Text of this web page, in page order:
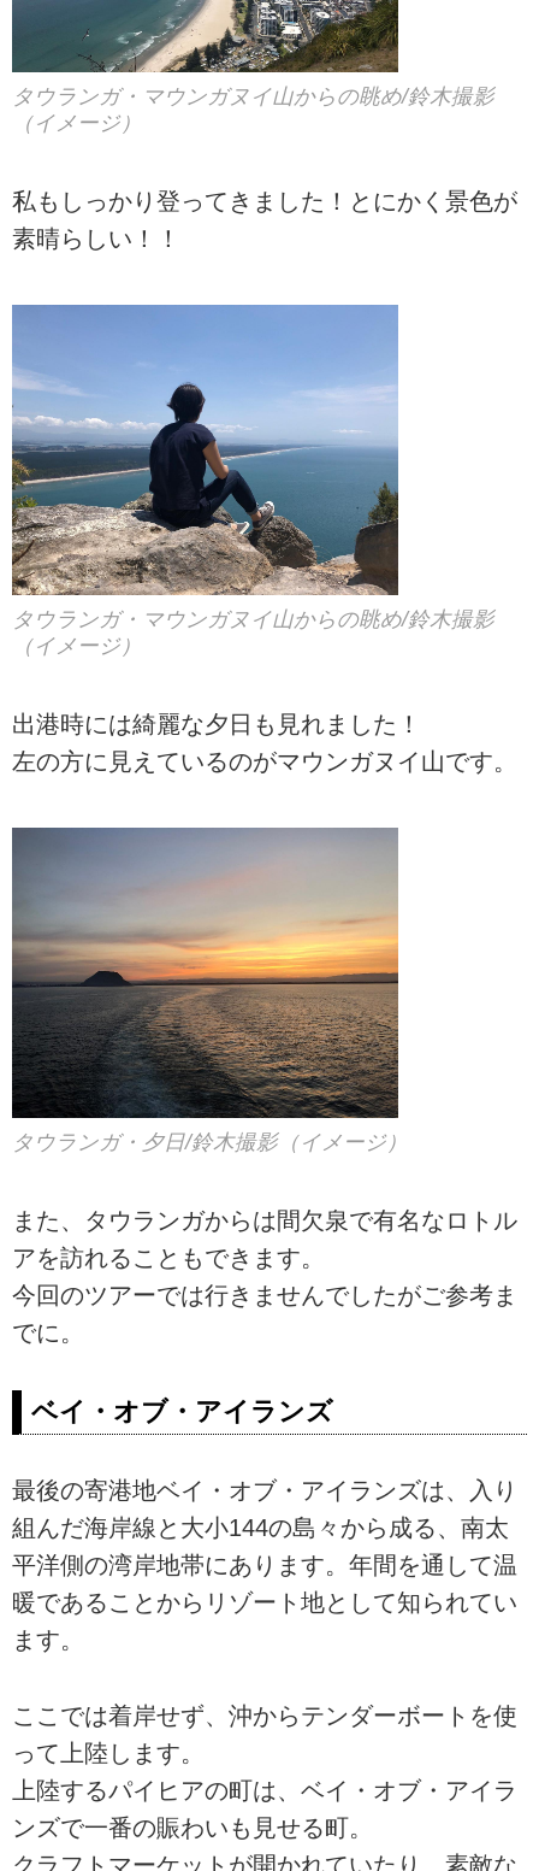
タウランガ・マウンガヌイ山からの眺め/鈴木撮影
（イメージ）
私もしっかり登ってきました！とにかく景色が
素晴らしい！！
タウランガ・マウンガヌイ山からの眺め/鈴木撮影
（イメージ）
出港時には綺麗な夕日も見れました！
左の方に見えているのがマウンガヌイ山です。
タウランガ・夕日/鈴木撮影（イメージ）
また、タウランガからは間欠泉で有名なロトル
アを訪れることもできます。
今回のツアーでは行きませんでしたがご参考ま
でに。
ベイ・オブ・アイランズ
最後の寄港地ベイ・オブ・アイランズは、入り
組んだ海岸線と大小144の島々から成る、南太
平洋側の湾岸地帯にあります。年間を通して温
暖であることからリゾート地として知られてい
ます。
ここでは着岸せず、沖からテンダーボートを使
って上陸します。
上陸するパイヒアの町は、ベイ・オブ・アイラ
ンズで一番の賑わいも見せる町。
クラフトマーケットが開かれていたり、素敵な